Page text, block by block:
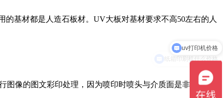
基材都是人造石板材。UV大板对基材要求不高50左右的人
像的图文彩印处理，因为喷印时喷头与介质面是非接触
纸箱印刷机什么价格